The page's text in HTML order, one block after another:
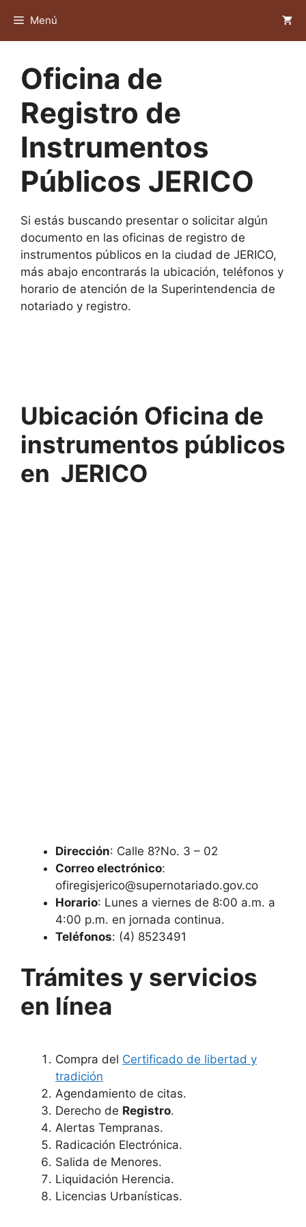
contenido
Menú
Oficina de
Registro de
Instrumentos
Públicos JERICO
Si estás buscando presentar o solicitar algún
documento en las oficinas de registro de
instrumentos públicos en la ciudad de JERICO,
más abajo encontrarás la ubicación, teléfonos y
horario de atención de la Superintendencia de
notariado y registro.
Ubicación Oficina de
instrumentos públicos
en JERICO
Dirección: Calle 8?No. 3 – 02
Correo electrónico:
ofiregisjerico@supernotariado.gov.co
Horario: Lunes a viernes de 8:00 a.m. a
4:00 p.m. en jornada continua.
Teléfonos: (4) 8523491
Trámites y servicios
en línea
Compra del Certificado de libertad y
tradición
Agendamiento de citas.
Derecho de Registro.
Alertas Tempranas.
Radicación Electrónica.
Salida de Menores.
Liquidación Herencia.
Licencias Urbanísticas.